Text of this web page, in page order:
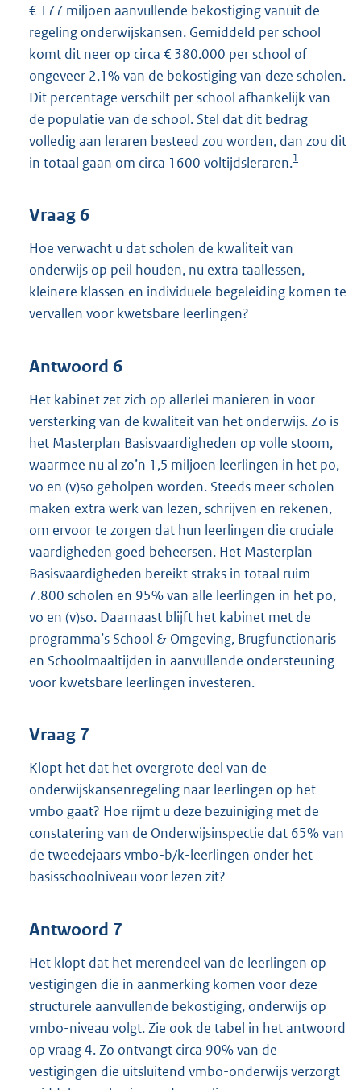
€ 177 miljoen aanvullende bekostiging vanuit de
regeling onderwijskansen. Gemiddeld per school
komt dit neer op circa € 380.000 per school of
ongeveer 2,1% van de bekostiging van deze scholen.
Dit percentage verschilt per school afhankelijk van
de populatie van de school. Stel dat dit bedrag
volledig aan leraren besteed zou worden, dan zou dit
in totaal gaan om circa 1600 voltijdsleraren.1
Vraag 6
Hoe verwacht u dat scholen de kwaliteit van
onderwijs op peil houden, nu extra taallessen,
kleinere klassen en individuele begeleiding komen te
vervallen voor kwetsbare leerlingen?
Antwoord 6
Het kabinet zet zich op allerlei manieren in voor
versterking van de kwaliteit van het onderwijs. Zo is
het Masterplan Basisvaardigheden op volle stoom,
waarmee nu al zo’n 1,5 miljoen leerlingen in het po,
vo en (v)so geholpen worden. Steeds meer scholen
maken extra werk van lezen, schrijven en rekenen,
om ervoor te zorgen dat hun leerlingen die cruciale
vaardigheden goed beheersen. Het Masterplan
Basisvaardigheden bereikt straks in totaal ruim
7.800 scholen en 95% van alle leerlingen in het po,
vo en (v)so. Daarnaast blijft het kabinet met de
programma’s School & Omgeving, Brugfunctionaris
en Schoolmaaltijden in aanvullende ondersteuning
voor kwetsbare leerlingen investeren.
Vraag 7
Klopt het dat het overgrote deel van de
onderwijskansenregeling naar leerlingen op het
vmbo gaat? Hoe rijmt u deze bezuiniging met de
constatering van de Onderwijsinspectie dat 65% van
de tweedejaars vmbo-b/k-leerlingen onder het
basisschoolniveau voor lezen zit?
Antwoord 7
Het klopt dat het merendeel van de leerlingen op
vestigingen die in aanmerking komen voor deze
structurele aanvullende bekostiging, onderwijs op
vmbo-niveau volgt. Zie ook de tabel in het antwoord
op vraag 4. Zo ontvangt circa 90% van de
vestigingen die uitsluitend vmbo-onderwijs verzorgt